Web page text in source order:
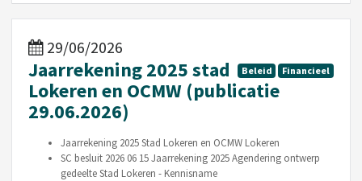
29/06/2026
Beleid Financieel
Jaarrekening 2025 stad
Lokeren en OCMW (publicatie
29.06.2026)
Jaarrekening 2025 Stad Lokeren en OCMW Lokeren
SC besluit 2026 06 15 Jaarrekening 2025 Agendering ontwerp
gedeelte Stad Lokeren - Kennisname